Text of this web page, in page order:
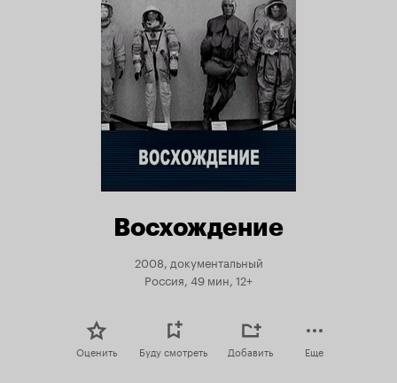
Восхождение
2008, документальный
Россия, 49 мин, 12+
Оценить Буду смотреть Добавить Еще